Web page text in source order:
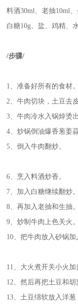
料酒30ml、老抽10ml
白糖10g、盐、鸡精、
/步骤/
1、准备好所有的食材。
2、牛肉切块，土豆去
3、牛肉冷水入锅焯烫
4、炒锅倒油爆香葱姜
5、倒入牛肉翻炒。
6、烹入料酒炒香。
7、加入白糖继续翻炒。
8、再加入老抽和生抽。
9、炒制牛肉上色关火。
10、把牛肉放入砂锅加
11、大火煮开关小火加
12、然后再把土豆和胡
13、土豆绵软放入洋葱